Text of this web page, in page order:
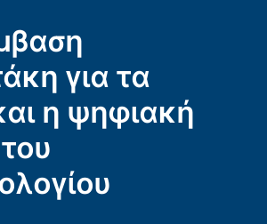
για τα
η ψηφιακή